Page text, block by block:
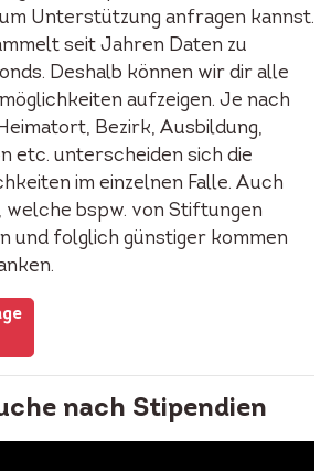
Unterstützung anfragen kannst.
seit Jahren Daten zu
Deshalb können wir dir alle
aufzeigen. Je nach
Bezirk, Ausbildung,
etc. unterscheiden sich die
im einzelnen Falle. Auch
welche bspw. von Stiftungen
und folglich günstiger kommen
nach Stipendien